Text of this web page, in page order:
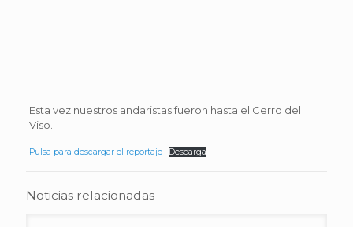
Esta vez nuestros andaristas fueron hasta el Cerro del
Viso.
Pulsa para descargar el reportaje Descarga
Noticias relacionadas